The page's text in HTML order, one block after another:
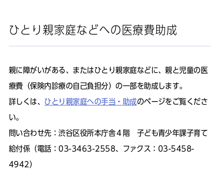
ひとり親家庭などへの医療費助成
親に障がいがある、またはひとり親家庭などに、親と児童の医
療費（保険内診療の自己負担分）の一部を助成します。
詳しくは、 ひとり親家庭への手当・助成のページをご覧くださ
い。
問い合わせ先：渋谷区役所本庁舎４階 子ども青少年課子育て
給付係（電話：03-3463-2558、ファクス：03-5458-
4942）